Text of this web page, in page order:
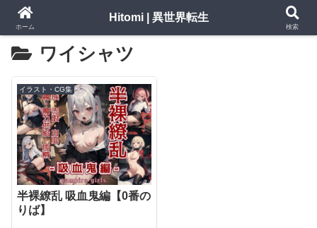
ワイシャツ
イラスト・CG集
半裸繚乱 吸血鬼編【0番の
りば】
ホーム
Hitomi | 異世界転生
検索